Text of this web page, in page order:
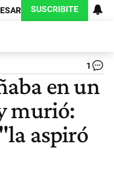
SUSCRIBITE
1
en un
murió:
aspiró